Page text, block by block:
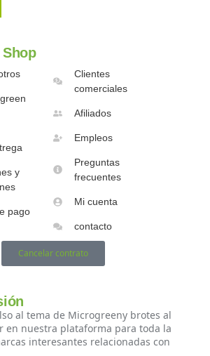
y
pago
Clientes
comerciales
Afiliados
Empleos
Preguntas
frecuentes
Mi cuenta
contacto
Cancelar contrato
al tema de Microgreeny brotes al
en nuestra plataforma para toda la
interesantes relacionadas con